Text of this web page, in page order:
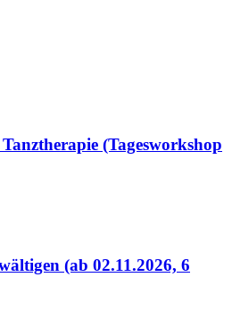
(Tagesworkshop
(ab 02.11.2026, 6